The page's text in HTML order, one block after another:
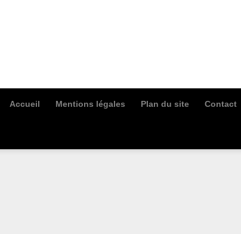
Accueil Mentions légales Plan du site Contact